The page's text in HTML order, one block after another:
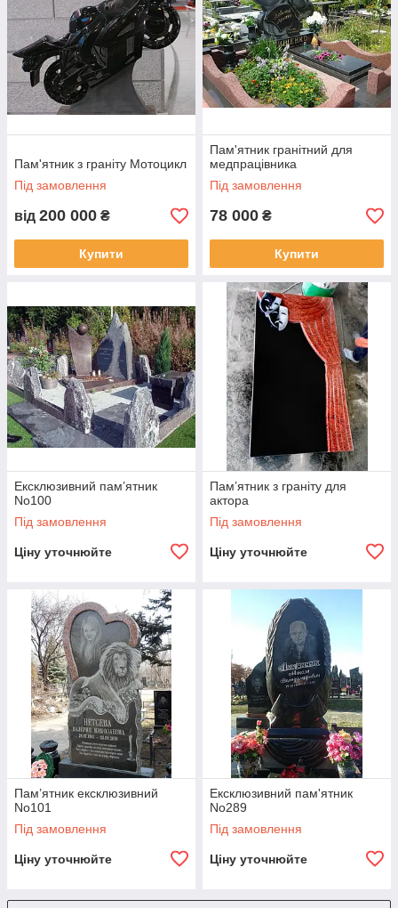
Пам'ятник з граніту Мотоцикл
Під замовлення
від 200 000 ₴
Купити
Пам'ятник гранітний для
медпрацівника
Під замовлення
78 000 ₴
Купити
Ексклюзивний пам’ятник
No100
Під замовлення
Ціну уточнюйте
Пам’ятник з граніту для
актора
Під замовлення
Ціну уточнюйте
Пам’ятник ексклюзивний
No101
Під замовлення
Ціну уточнюйте
Ексклюзивний пам'ятник
No289
Під замовлення
Ціну уточнюйте